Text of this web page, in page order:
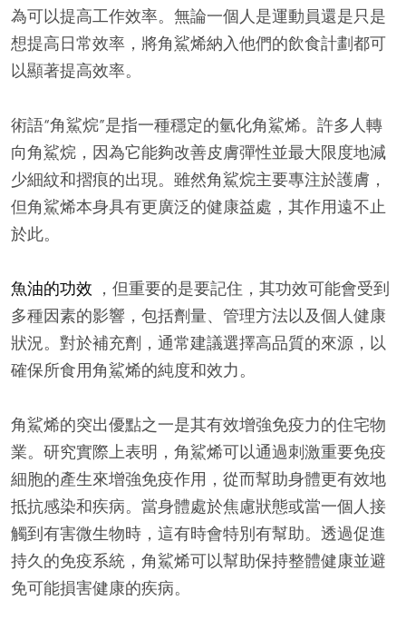
為可以提高工作效率。無論一個人是運動員還是只是
想提高日常效率，將角鯊烯納入他們的飲食計劃都可
以顯著提高效率。
術語“角鯊烷”是指一種穩定的氫化角鯊烯。許多人轉
向角鯊烷，因為它能夠改善皮膚彈性並最大限度地減
少細紋和摺痕的出現。雖然角鯊烷主要專注於護膚，
但角鯊烯本身具有更廣泛的健康益處，其作用遠不止
於此。
魚油的功效 ，但重要的是要記住，其功效可能會受到
多種因素的影響，包括劑量、管理方法以及個人健康
狀況。對於補充劑，通常建議選擇高品質的來源，以
確保所食用角鯊烯的純度和效力。
角鯊烯的突出優點之一是其有效增強免疫力的住宅物
業。研究實際上表明，角鯊烯可以通過刺激重要免疫
細胞的產生來增強免疫作用，從而幫助身體更有效地
抵抗感染和疾病。當身體處於焦慮狀態或當一個人接
觸到有害微生物時，這有時會特別有幫助。透過促進
持久的免疫系統，角鯊烯可以幫助保持整體健康並避
免可能損害健康的疾病。